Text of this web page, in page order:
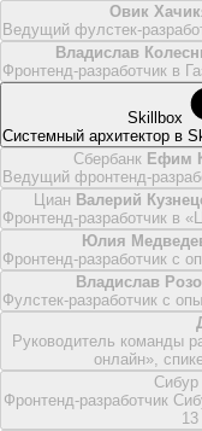
Овик
Ведущий фулстек-
Владислав
Фронтенд-разработчик в
Skillbox
Системный архитектор в
Сбербанк Ефим
Ведущий фронтенд-
Циан Валерий
Фронтенд-разработчик в
Юлия
Фронтенд-разработчик с
Владислав
Фулстек-разработчик с
Руководитель команды разработки
онлайн»,
Фронтенд-разработчик